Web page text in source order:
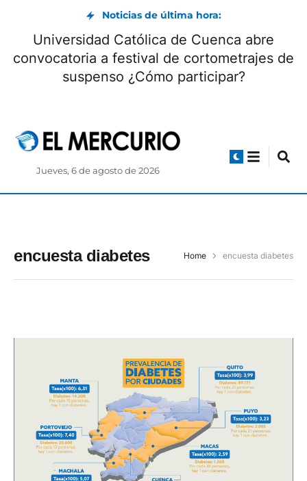
Noticias de última hora:
Universidad Católica de Cuenca abre
convocatoria a festival de cortometrajes de
suspenso ¿Cómo participar?
Jueves, 6 de agosto de 2026
encuesta diabetes Home encuesta diabetes